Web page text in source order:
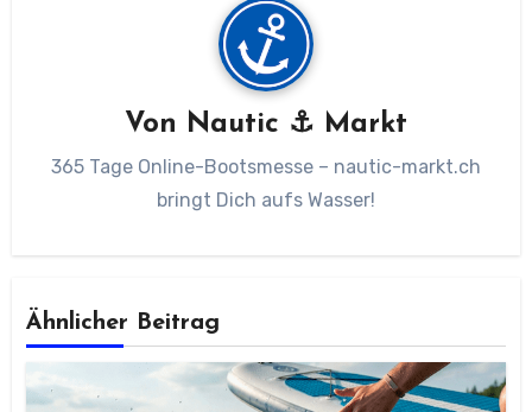
Von Nautic ⚓ Markt
365 Tage Online-Bootsmesse – nautic-markt.ch
bringt Dich aufs Wasser!
Ähnlicher Beitrag